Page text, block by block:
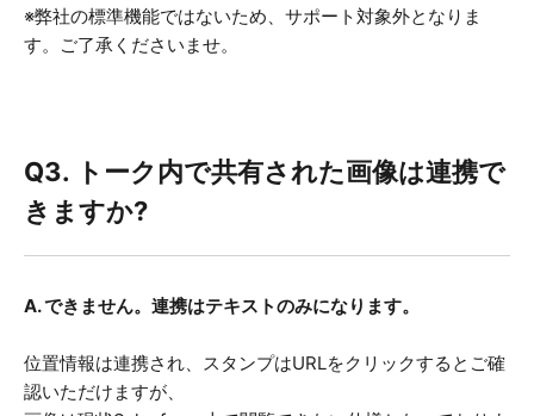
※弊社の標準機能ではないため、サポート対象外となりま
す。ご了承くださいませ。
Q3. トーク内で共有された画像は連携で
きますか?
A. できません。連携はテキストのみになります。
位置情報は連携され、スタンプはURLをクリックするとご確
認いただけますが、